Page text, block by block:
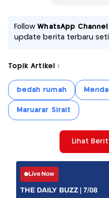
FollowWhatsApp
update berita terbaru
Topik Artikel :
bedah rumah
Maruarar Sirait
Lihat
Live Now
THE DAILY BUZZ | 7/08